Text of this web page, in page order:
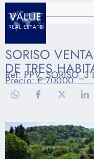
SORISO
DE TRES
Ref: PPV_SORISO_3
Precio: € 70000